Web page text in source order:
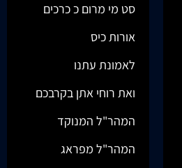
סט מי מרום כ כרכים
אורות כיס
לאמונת עתנו
ואת רוחי אתן בקרבכם
המהר"ל המנוקד
המהר"ל מפראג